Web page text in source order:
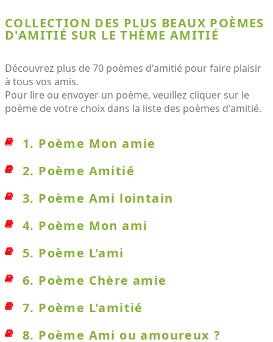
COLLECTION DES PLUS BEAUX POÈMES
D'AMITIÉ SUR LE THÈME AMITIÉ
Découvrez plus de 70 poèmes d'amitié pour faire plaisir
à tous vos amis.
Pour lire ou envoyer un poème, veuillez cliquer sur le
poème de votre choix dans la liste des poèmes d'amitié.
1. Poème Mon amie
2. Poème Amitié
3. Poème Ami lointain
4. Poème Mon ami
5. Poème L'ami
6. Poème Chère amie
7. Poème L'amitié
8. Poème Ami ou amoureux ?